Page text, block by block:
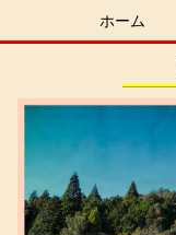
ホーム